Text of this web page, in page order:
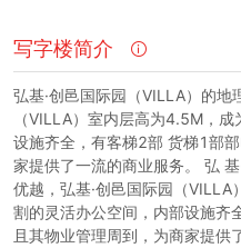
写字楼简介
弘基·创邑国际园（VILLA）的地
（VILLA）室内层高为4.5M，
设施齐全，有客梯2部 货梯1部
家提供了一流的商业服务。 弘
优越，弘基·创邑国际园（
割的灵活办公空间，内部设施齐
且其物业管理周到，为商家提供